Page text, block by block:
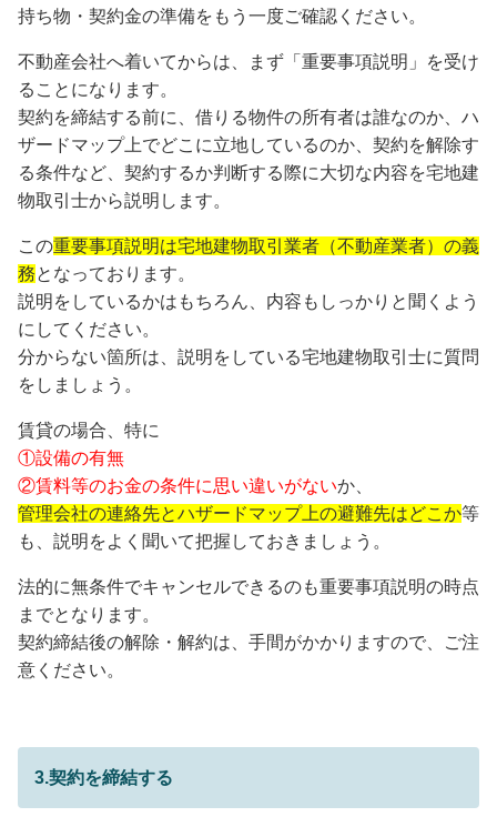
持ち物・契約金の準備をもう一度ご確認ください。
不動産会社へ着いてからは、まず「重要事項説明」を受け
ることになります。
契約を締結する前に、借りる物件の所有者は誰なのか、ハ
ザードマップ上でどこに立地しているのか、契約を解除す
る条件など、契約するか判断する際に大切な内容を宅地建
物取引士から説明します。
この重要事項説明は宅地建物取引業者（不動産業者）の義
務となっております。
説明をしているかはもちろん、内容もしっかりと聞くよう
にしてください。
分からない箇所は、説明をしている宅地建物取引士に質問
をしましょう。
賃貸の場合、特に
①設備の有無
②賃料等のお金の条件に思い違いがないか、
管理会社の連絡先とハザードマップ上の避難先はどこか等
も、説明をよく聞いて把握しておきましょう。
法的に無条件でキャンセルできるのも重要事項説明の時点
までとなります。
契約締結後の解除・解約は、手間がかかりますので、ご注
意ください。
3.契約を締結する